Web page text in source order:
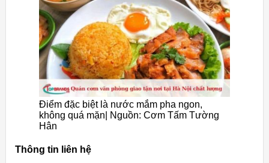
Điểm đặc biệt là nước mắm pha ngon,
không quá mặn| Nguồn: Cơm Tấm Tường
Hân
Thông tin liên hệ